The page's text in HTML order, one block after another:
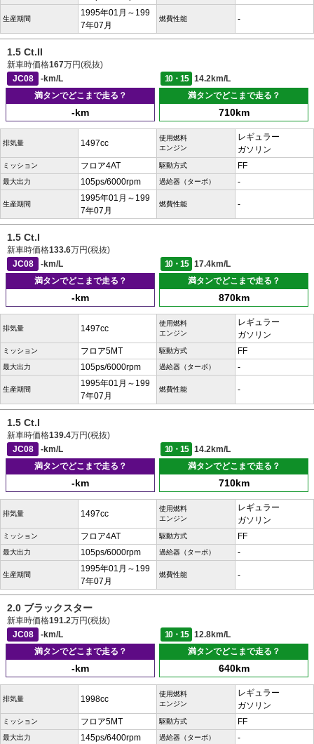
生産期間
1995年01月～199
7年07月
燃費性能 -
1.5 Ct.II
新車時価格167万円(税抜)
JC08
-km/L 10・15
14.2km/L
満タンでどこまで走る？
-km
満タンでどこまで走る？
710km
排気量 1497cc
使用燃料
エンジン
レギュラー
ガソリン
ミッション フロア4AT 駆動方式 FF
最大出力 105ps/6000rpm 過給器（ターボ） -
生産期間
1995年01月～199
7年07月
燃費性能 -
1.5 Ct.I
新車時価格133.6万円(税抜)
JC08
-km/L 10・15
17.4km/L
満タンでどこまで走る？
-km
満タンでどこまで走る？
870km
排気量 1497cc
使用燃料
エンジン
レギュラー
ガソリン
ミッション フロア5MT 駆動方式 FF
最大出力 105ps/6000rpm 過給器（ターボ） -
生産期間
1995年01月～199
7年07月
燃費性能 -
1.5 Ct.I
新車時価格139.4万円(税抜)
JC08
-km/L 10・15
14.2km/L
満タンでどこまで走る？
-km
満タンでどこまで走る？
710km
排気量 1497cc
使用燃料
エンジン
レギュラー
ガソリン
ミッション フロア4AT 駆動方式 FF
最大出力 105ps/6000rpm 過給器（ターボ） -
生産期間
1995年01月～199
7年07月
燃費性能 -
2.0 ブラックスター
新車時価格191.2万円(税抜)
JC08
-km/L 10・15
12.8km/L
満タンでどこまで走る？
-km
満タンでどこまで走る？
640km
排気量 1998cc
使用燃料
エンジン
レギュラー
ガソリン
ミッション フロア5MT 駆動方式 FF
最大出力 145ps/6400rpm 過給器（ターボ） -